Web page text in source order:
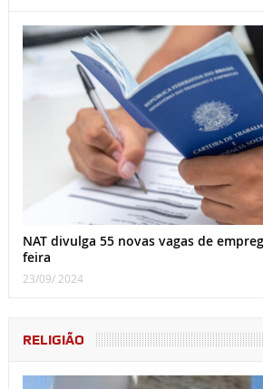
NAT divulga 55 novas vagas de
feira
23/09/ 2024
RELIGIÃO